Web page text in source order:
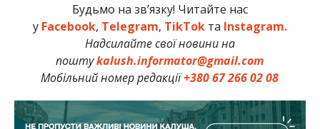
Будьмо на зв’язку! Читайте нас
у Facebook, Telegram, TikTokта Instagram.
Надсилайте свої новини на
поштуkalush.informator@gmail.com
Мобільний номер редакції+380 67 266 02 08